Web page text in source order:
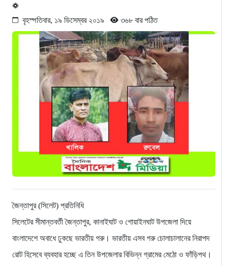
বৃহস্পতিবার, ১৯ ডিসেম্বর ২০১৯ ৩৬৮ বার পঠিত
জৈন্তাপুর (সিলেট) প্রতিনিধি
সিলেটের সীমান্তবর্তী জৈন্তাপুর, কানাইঘাট ও গোয়াইনঘাট উপজেলা দিয়ে
বাংলাদেশে অবাধে ঢুকছে ভারতীয় গরু। ভারতীয় এসব গরু চোলাচালানের নিরাপদ
রোট হিসেবে ব্যবহার হচ্ছে এ তিন উপজেলার বিভিন্ন গ্রামের মেঠো ও ফাঁড়িপথ।